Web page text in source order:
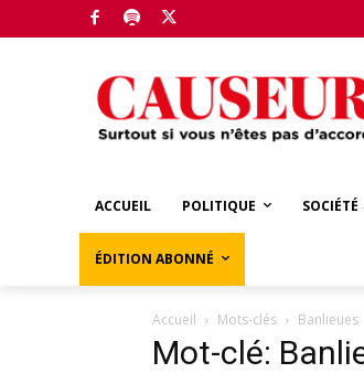
ACCUEIL POLITIQUE SOCIÉTÉ
ÉDITION ABONNÉ
Accueil Mots-clés Banlieues
Mot-clé: